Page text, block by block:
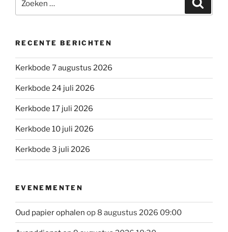
naar:
RECENTE BERICHTEN
Kerkbode 7 augustus 2026
Kerkbode 24 juli 2026
Kerkbode 17 juli 2026
Kerkbode 10 juli 2026
Kerkbode 3 juli 2026
EVENEMENTEN
Oud papier ophalen op 8 augustus 2026 09:00